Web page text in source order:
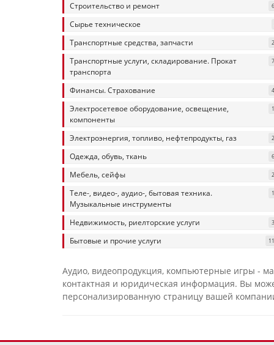
Строительство и ремонт
Сырье техническое
Транспортные средства, запчасти
Транспортные услуги, складирование. Прокат
транспорта
Финансы. Страхование
Электросетевое оборудование, освещение,
компоненты
Электроэнергия, топливо, нефтепродукты, газ
Одежда, обувь, ткань
Мебель, сейфы
Теле-, видео-, аудио-, бытовая техника.
Музыкальные инструменты
Недвижимость, риелторские услуги
Бытовые и прочие услуги
Аудио, видеопродукция, компьютерные игры -
контактная и юридическая информация. Вы
персонализированную страницу вашей